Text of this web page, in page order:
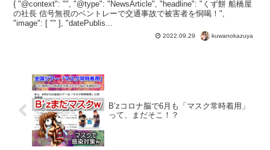
{ "@context": "", "@type": "NewsArticle", "headline": "くず餅 船橋屋
の社長 信号無視のベントレーで交通事故で被害者を恫喝！",
"image": [ "" ], "datePublis...
2022.09.29 kuwanokazuya
B’zコロナ脳で6月も「マスク常時着用」
って、まだそこ！？